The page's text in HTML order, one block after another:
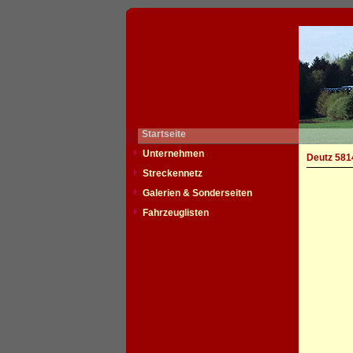
Startseite
Unternehmen
Streckennetz
Galerien & Sonderseiten
Fahrzeuglisten
Deutz